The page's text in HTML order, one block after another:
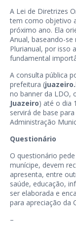
A Lei de Diretrizes
tem como objetivo
próximo ano. Ela
Anual, baseando-
Plurianual, por isso
fundamental
A consulta pública
prefeitura (
no banner da LDO,
Juazeiro) até o dia
servirá de base
Administração
Questionário
O questionário
munícipe, devem
apresenta, entre
saúde, educação,
ser elaborada e
para apreciação da
–